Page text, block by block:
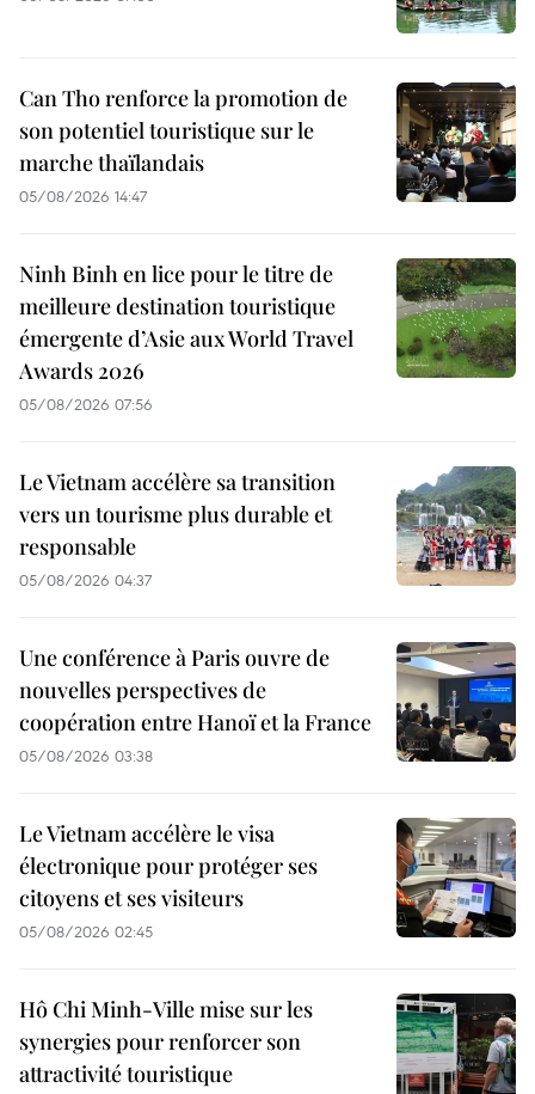
Can Tho renforce la promotion de
son potentiel touristique sur le
marche thaïlandais
05/08/2026 14:47
Ninh Binh en lice pour le titre de
meilleure destination touristique
émergente d’Asie aux World Travel
Awards 2026
05/08/2026 07:56
Le Vietnam accélère sa transition
vers un tourisme plus durable et
responsable
05/08/2026 04:37
Une conférence à Paris ouvre de
nouvelles perspectives de
coopération entre Hanoï et la France
05/08/2026 03:38
Le Vietnam accélère le visa
électronique pour protéger ses
citoyens et ses visiteurs
05/08/2026 02:45
Hô Chi Minh-Ville mise sur les
synergies pour renforcer son
attractivité touristique